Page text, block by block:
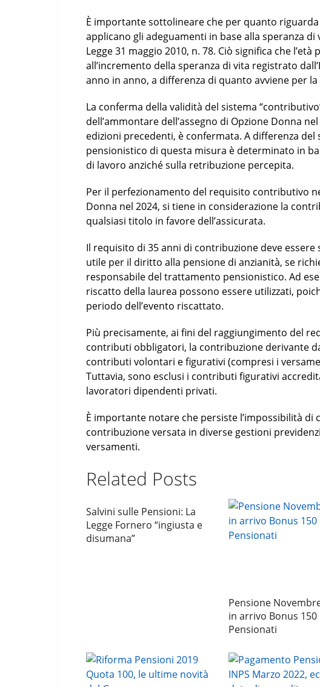
È importante sottolineare che per quanto
applicano gli adeguamenti in base alla speranza di
Legge 31 maggio 2010, n. 78. Ciò significa che
all’incremento della speranza di vita registrato
anno in anno, a differenza di quanto avviene per
La conferma della validità del sistema
dell’ammontare dell’assegno di Opzione Donna
edizioni precedenti, è confermata. A differenza del
pensionistico di questa misura è determinato in
di lavoro anziché sulla retribuzione percepita.
Per il perfezionamento del requisito contributivo
Donna nel 2024, si tiene in considerazione la
qualsiasi titolo in favore dell’assicurata.
Il requisito di 35 anni di contribuzione deve
utile per il diritto alla pensione di anzianità, se
responsabile del trattamento pensionistico. Ad
riscatto della laurea possono essere utilizzati,
periodo dell’evento riscattato.
Più precisamente, ai fini del raggiungimento del
contributi obbligatori, la contribuzione derivante
contributi volontari e figurativi (compresi i
Tuttavia, sono esclusi i contributi figurativi
lavoratori dipendenti privati.
È importante notare che persiste l’impossibilità di
contribuzione versata in diverse gestioni
versamenti.
Related Posts
Salvini sulle Pensioni: La
Legge Fornero “ingiusta e
disumana”
Pensione
in arrivo Bonus 150
Pensionati